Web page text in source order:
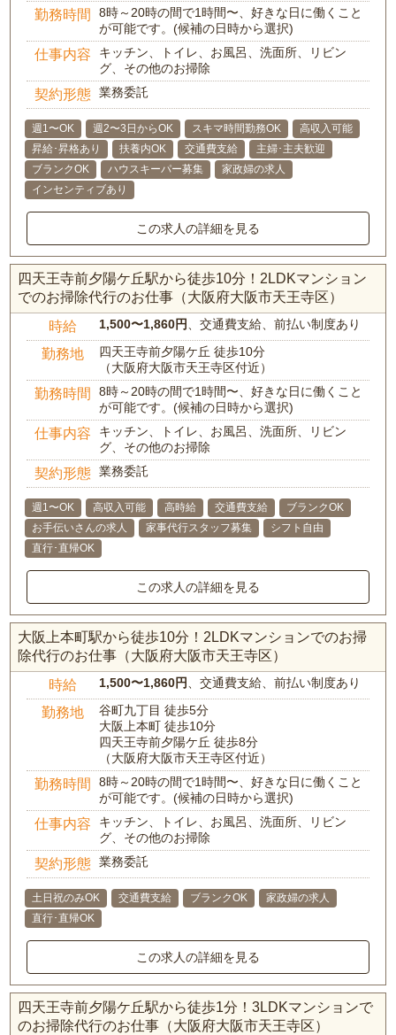
勤務時間
8時～20時の間で1時間〜、好きな日に働くこと
が可能です。(候補の日時から選択)
仕事内容
キッチン、トイレ、お風呂、洗面所、リビン
グ、その他のお掃除
契約形態 業務委託
週1〜OK 週2〜3日からOK スキマ時間勤務OK
高収入可能
昇給･昇格あり
扶養内OK 交通費支給
主婦･主夫歓迎
ブランクOK
ハウスキーパー募集
家政婦の求人
インセンティブあり
この求人の詳細を見る
四天王寺前夕陽ケ丘駅から徒歩10分！2LDKマンション
でのお掃除代行のお仕事（大阪府大阪市天王寺区）
時給 1,500〜1,860円、交通費支給、前払い制度あり
勤務地
四天王寺前夕陽ケ丘 徒歩10分
（大阪府大阪市天王寺区付近）
勤務時間
8時～20時の間で1時間〜、好きな日に働くこと
が可能です。(候補の日時から選択)
仕事内容
キッチン、トイレ、お風呂、洗面所、リビン
グ、その他のお掃除
契約形態 業務委託
週1〜OK 高収入可能 高時給 交通費支給
ブランクOK
お手伝いさんの求人
家事代行スタッフ募集
シフト自由
直行･直帰OK
この求人の詳細を見る
大阪上本町駅から徒歩10分！2LDKマンションでのお掃
除代行のお仕事（大阪府大阪市天王寺区）
時給 1,500〜1,860円、交通費支給、前払い制度あり
勤務地
谷町九丁目 徒歩5分
大阪上本町 徒歩10分
四天王寺前夕陽ケ丘 徒歩8分
（大阪府大阪市天王寺区付近）
勤務時間
8時～20時の間で1時間〜、好きな日に働くこと
が可能です。(候補の日時から選択)
仕事内容
キッチン、トイレ、お風呂、洗面所、リビン
グ、その他のお掃除
契約形態 業務委託
土日祝のみOK 交通費支給 ブランクOK
家政婦の求人
直行･直帰OK
この求人の詳細を見る
四天王寺前夕陽ケ丘駅から徒歩1分！3LDKマンションで
のお掃除代行のお仕事（大阪府大阪市天王寺区）